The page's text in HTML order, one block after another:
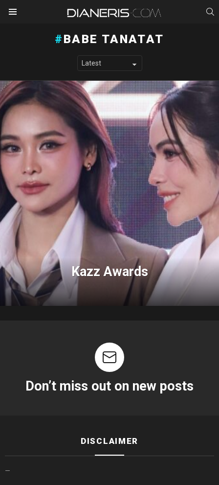
BABE TANATAT
LATEST STORIES
Kazz Awards
Don’t miss out on new posts
DISCLAIMER
—